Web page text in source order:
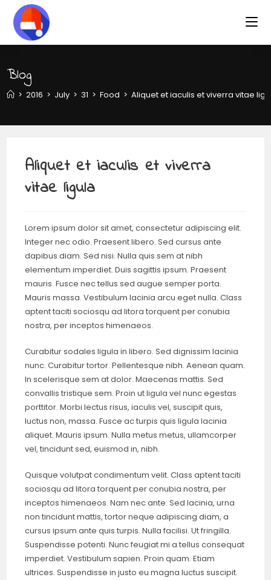
Blog
> 2016 > July > 31 > Food > Aliquet et iaculis et viverra vitae
Aliquet et iaculis et viverra
vitae ligula
Lorem ipsum dolor sit amet, consectetur adipiscing elit.
Integer nec odio. Praesent libero. Sed cursus ante
dapibus diam. Sed nisi. Nulla quis sem at nibh
elementum imperdiet. Duis sagittis ipsum. Praesent
mauris. Fusce nec tellus sed augue semper porta.
Mauris massa. Vestibulum lacinia arcu eget nulla. Class
aptent taciti sociosqu ad litora torquent per conubia
nostra, per inceptos himenaeos.
Curabitur sodales ligula in libero. Sed dignissim lacinia
nunc. Curabitur tortor. Pellentesque nibh. Aenean quam.
In scelerisque sem at dolor. Maecenas mattis. Sed
convallis tristique sem. Proin ut ligula vel nunc egestas
porttitor. Morbi lectus risus, iaculis vel, suscipit quis,
luctus non, massa. Fusce ac turpis quis ligula lacinia
aliquet. Mauris ipsum. Nulla metus metus, ullamcorper
vel, tincidunt sed, euismod in, nibh.
Quisque volutpat condimentum velit. Class aptent taciti
sociosqu ad litora torquent per conubia nostra, per
inceptos himenaeos. Nam nec ante. Sed lacinia, urna
non tincidunt mattis, tortor neque adipiscing diam, a
cursus ipsum ante quis turpis. Nulla facilisi. Ut fringilla.
Suspendisse potenti. Nunc feugiat mi a tellus consequat
imperdiet. Vestibulum sapien. Proin quam. Etiam
ultrices. Suspendisse in justo eu magna luctus suscipit.